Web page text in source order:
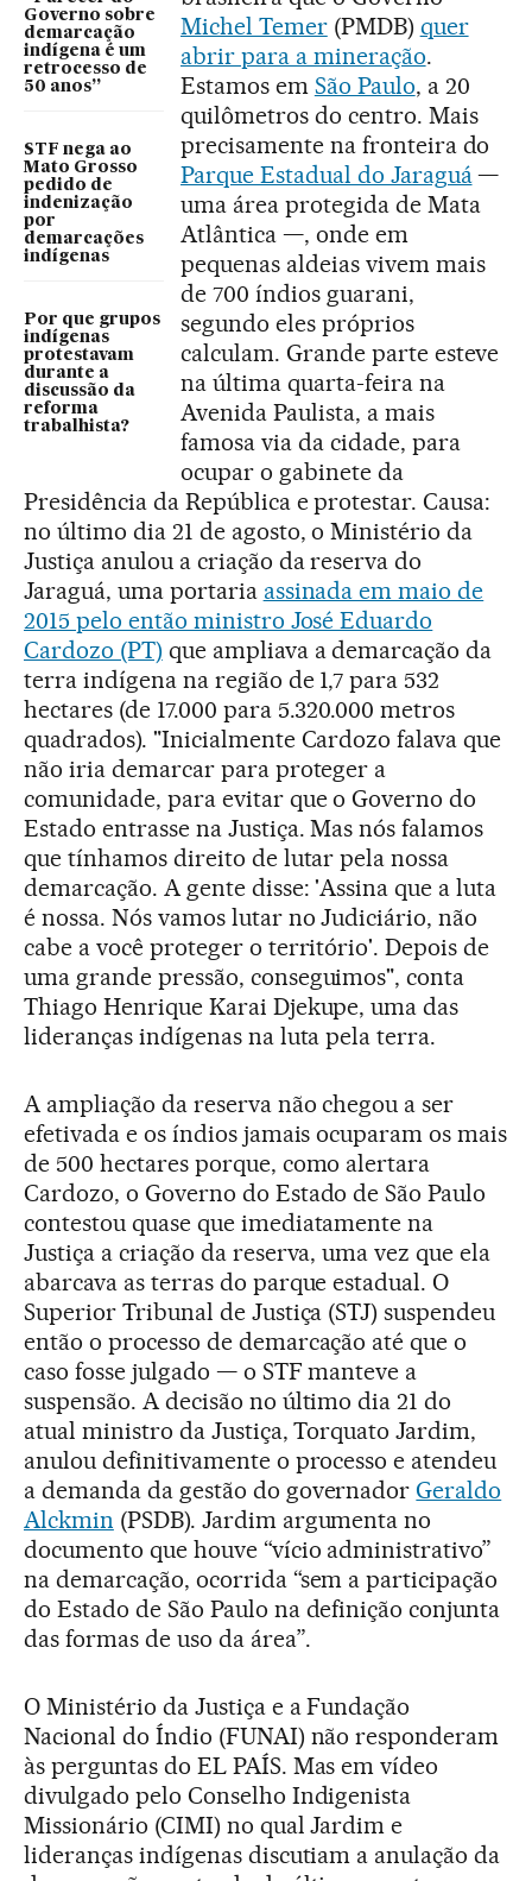
Governo sobre
demarcação
indígena é um
retrocesso de
50 anos”
STF nega ao
Mato Grosso
pedido de
indenização
por
demarcações
indígenas
Por que grupos
indígenas
protestavam
durante a
discussão da
reforma
trabalhista?
Michel Temer(PMDB) quer
abrir para a mineração.
Estamos em São Paulo, a 20
quilômetros do centro. Mais
precisamente na fronteira do
Parque Estadual do Jaraguá—
uma área protegida de Mata
Atlântica —, onde em
pequenas aldeias vivem mais
de 700 índios guarani,
segundo eles próprios
calculam. Grande parte esteve
na última quarta-feira na
Avenida Paulista, a mais
famosa via da cidade, para
ocupar o gabinete da
Presidência da República e protestar. Causa:
no último dia 21 de agosto, o Ministério da
Justiça anulou a criação da reserva do
Jaraguá, uma portaria assinada em maio de
2015 pelo então ministro José Eduardo
Cardozo (PT) que ampliava a demarcação da
terra indígena na região de 1,7 para 532
hectares (de 17.000 para 5.320.000 metros
quadrados). "Inicialmente Cardozo falava que
não iria demarcar para proteger a
comunidade, para evitar que o Governo do
Estado entrasse na Justiça. Mas nós falamos
que tínhamos direito de lutar pela nossa
demarcação. A gente disse: 'Assina que a luta
é nossa. Nós vamos lutar no Judiciário, não
cabe a você proteger o território'. Depois de
uma grande pressão, conseguimos", conta
Thiago Henrique Karai Djekupe, uma das
lideranças indígenas na luta pela terra.
A ampliação da reserva não chegou a ser
efetivada e os índios jamais ocuparam os mais
de 500 hectares porque, como alertara
Cardozo, o Governo do Estado de São Paulo
contestou quase que imediatamente na
Justiça a criação da reserva, uma vez que ela
abarcava as terras do parque estadual. O
Superior Tribunal de Justiça (STJ) suspendeu
então o processo de demarcação até que o
caso fosse julgado — o STF manteve a
suspensão. A decisão no último dia 21 do
atual ministro da Justiça, Torquato Jardim,
anulou definitivamente o processo e atendeu
a demanda da gestão do governadorGeraldo
Alckmin (PSDB). Jardim argumenta no
documento que houve “vício administrativo”
na demarcação, ocorrida “sem a participação
do Estado de São Paulo na definição conjunta
das formas de uso da área”.
O Ministério da Justiça e a Fundação
Nacional do Índio (FUNAI) não responderam
às perguntas do EL PAÍS. Mas em vídeo
divulgado pelo Conselho Indigenista
Missionário (CIMI) no qual Jardim e
lideranças indígenas discutiam a anulação da